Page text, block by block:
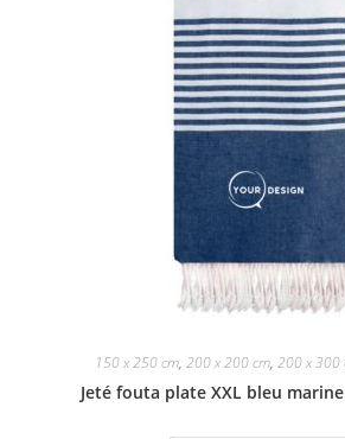
150 x 250 cm, 200 x 200 cm, 200 x 300
Jeté fouta plate XXL bleu